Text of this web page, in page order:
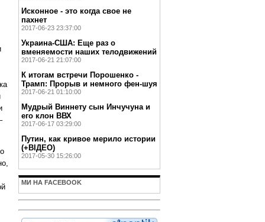
Исконное - это когда свое не
пахнет
2017-06-23 23:37:00
Украина-США: Еще раз о
вменяемости наших телодвижений
2017-06-21 21:07:00
К итогам встречи Порошенко -
Трамп: Прорыв и немного фен-шуя
2017-06-21 01:10:00
Мудрый Виннету сын Инчучуна и
его клон ВВХ
2017-06-17 03:29:00
Путин, как кривое мерило истории
(+ВІДЕО)
2017-05-30 15:26:00
МИ НА FACEBOOK